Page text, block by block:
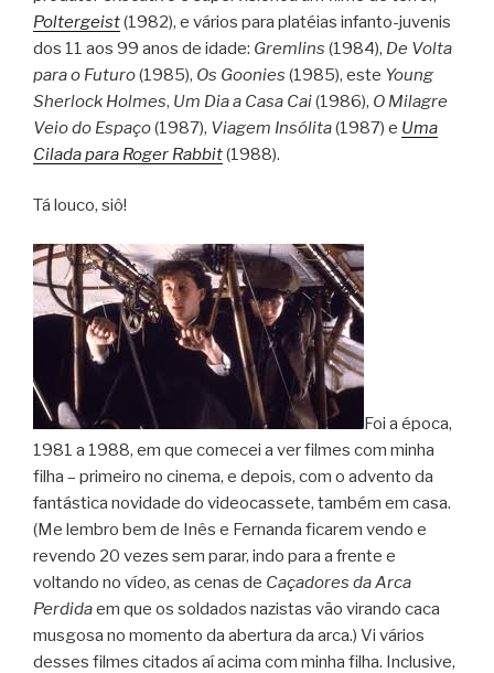
Poltergeist(1982), e vários para platéias infanto-juvenis
dos 11 aos 99 anos de idade: Gremlins (1984), De Volta
para o Futuro(1985), Os Goonies (1985), este Young
Sherlock Holmes, Um Dia a Casa Cai(1986), O Milagre
Veio do Espaço(1987), Viagem Insólita(1987) e Uma
Cilada para Roger Rabbit(1988).
Tá louco, siô!
Foi a época,
1981 a 1988, em que comecei a ver filmes com minha
filha – primeiro no cinema, e depois, com o advento da
fantástica novidade do videocassete, também em casa.
(Me lembro bem de Inês e Fernanda ficarem vendo e
revendo 20 vezes sem parar, indo para a frente e
voltando no vídeo, as cenas de Caçadores da Arca
Perdidaem que os soldados nazistas vão virando caca
musgosa no momento da abertura da arca.) Vi vários
desses filmes citados aí acima com minha filha. Inclusive,